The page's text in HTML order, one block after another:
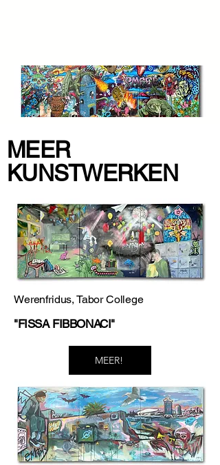
MEER
KUNSTWERKEN
Werenfridus, Tabor College
"FISSA FIBBONACI"
MEER!